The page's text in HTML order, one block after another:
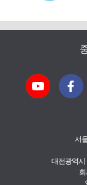
서
대전광역시